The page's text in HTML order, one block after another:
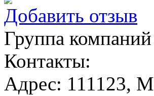
Добавить отзыв
Группа
Контакты:
Адрес: 111123,